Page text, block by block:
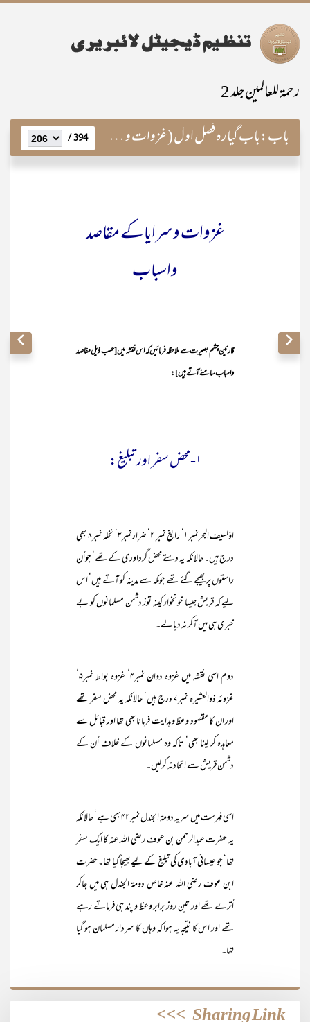
رحمۃ للعالمین جلد 2
باب:باب گیارہ فصل اول (غزوات و سرایا) 394 /
غزوات وسرایا کے مقاصد
واسباب
قارئین چشم بصیرت سے ملاحظہ فرمائیں کہ اس نقشہ میں [حسب ذیل مقاصد
واسباب سامنے آتے ہیں]:
۱-محض سفر اور تبلیغ:
اوّلسیف البحرنمبر۱‘ رابغ نمبر ۲‘ ضرارنمبر۳‘ نخلہ نمبر۸ بھی
درج ہیں۔ حالانکہ یہ دستے محض گرداوری کے تھے‘ جواُن
راستوں پر بھیجے گئے تھے جومکہ سے مدینہ کو آتے ہیں‘ اس
لیے کہ قریش جیسا خونخوار کینہ توز دشمن مسلمانوں کو بے
خبری ہی میں آکر نہ دبالے۔
غزوئہ ذوالعشیرہ نمبر۷ درج ہیں‘ حالانکہ یہ محض سفر تھے
اور ان کا مقصود وعظ و ہدایت فرمانا بھی تھا اور قبائل سے
معاہدہ کر لینا بھی‘ تاکہ وہ مسلمانوں کے خلاف اُن کے
دشمن قریش سے اتحادنہ کرلیں۔
اسی فہرست میں سریہ دومۃ الجندل نمبر۴۲ بھی ہے‘ حالانکہ
یہ حضرت عبدالرحمن بن عوف رضی اللہ عنہ کا ایک سفر
تھا‘ جو عیسائی آبادی کی تبلیغ کے لیے بھیجا گیا تھا۔ حضرت
ابن عوف رضی اللہ عنہ خاص دومۃ الجندل ہی میں جاکر
اُترے تھے اور تین روز برابر وعظ و پند ہی فرماتے رہے
تھے اور اس کا نتیجہ یہ ہوا کہ وہاں کا سردار مسلمان ہو گیا
تھا۔